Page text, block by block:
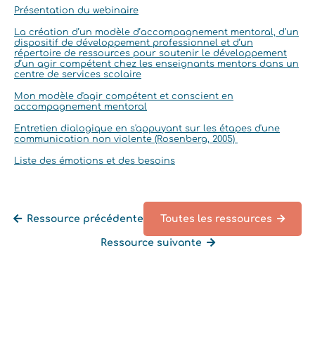
Présentation du webinaire
La création d’un modèle d’accompagnement mentoral, d’un
dispositif de développement professionnel et d’un
répertoire de ressources pour soutenir le développement
d’un agir compétent chez les enseignants mentors dans un
centre de services scolaire
Mon modèle d'agir compétent et conscient en
accompagnement mentoral
Entretien dialogique en s'appuyant sur les étapes d'une
communication non violente (Rosenberg, 2005)
Liste des émotions et des besoins
Ressource précédente Toutes les ressources
Ressource suivante